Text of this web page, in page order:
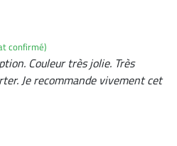
confirmé)
Couleur très jolie. Très
Je recommande vivement cet